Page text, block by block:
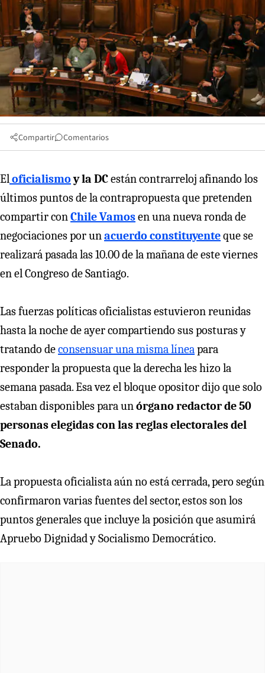
Compartir Comentarios
Eloficialismoy la DCestán contrarreloj afinando los
últimos puntos de la contrapropuesta que pretenden
compartir conChile Vamosen una nueva ronda de
negociaciones por unacuerdo constituyenteque se
realizará pasada las 10.00 de la mañana de este viernes
en el Congreso de Santiago.
Las fuerzas políticas oficialistas estuvieron reunidas
hasta la noche de ayer compartiendo sus posturas y
tratando deconsensuar una misma líneapara
responder la propuesta que la derecha les hizo la
semana pasada. Esa vez el bloque opositor dijo que solo
estaban disponibles para unórgano redactor de 50
personas elegidas con las reglas electorales del
Senado.
La propuesta oficialista aún no está cerrada, pero según
confirmaron varias fuentes del sector, estos son los
puntos generales que incluye la posición que asumirá
Apruebo Dignidad y Socialismo Democrático.